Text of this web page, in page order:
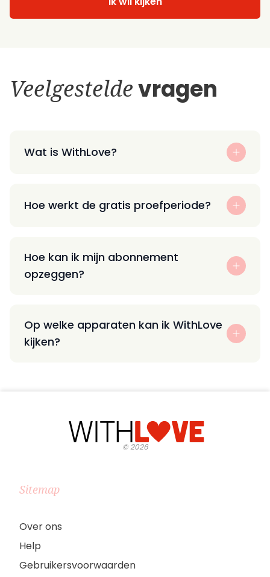
Veelgesteldevragen
Wat is WithLove?
Hoe werkt de gratis proefperiode?
Hoe kan ik mijn abonnement
opzeggen?
Op welke apparaten kan ik WithLove
kijken?
©2026
Sitemap
Over ons
Help
Gebruikersvoorwaarden